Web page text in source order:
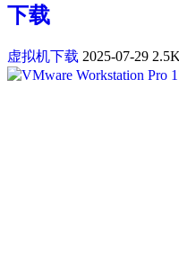
下载
虚拟机下载 2025-07-29 2.5K